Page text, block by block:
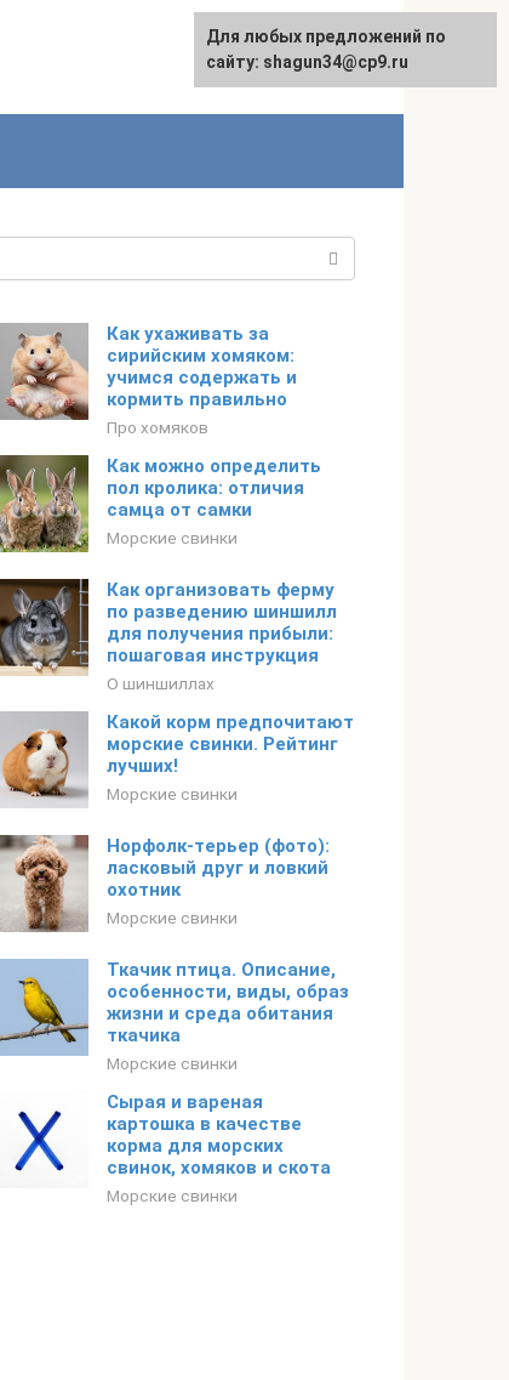
Как ухаживать за
сирийским хомяком:
учимся содержать и
кормить правильно
Про хомяков
Как можно определить
пол кролика: отличия
самца от самки
Морские свинки
Как организовать ферму
по разведению шиншилл
для получения прибыли:
пошаговая инструкция
О шиншиллах
Какой корм предпочитают
морские свинки. Рейтинг
лучших!
Морские свинки
Норфолк-терьер (фото):
ласковый друг и ловкий
охотник
Морские свинки
Ткачик птица. Описание,
особенности, виды, образ
жизни и среда обитания
ткачика
Морские свинки
Сырая и вареная
картошка в качестве
корма для морских
свинок, хомяков и скота
Морские свинки
Для любых предложений по
сайту: shagun34@cp9.ru